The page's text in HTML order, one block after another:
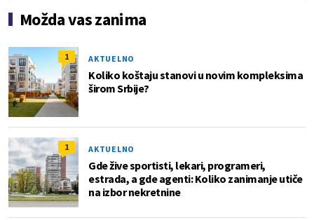
Možda vas zanima
1 AKTUELNO
Koliko koštaju stanovi u novim kompleksima
širom Srbije?
1 AKTUELNO
Gde žive sportisti, lekari, programeri,
estrada, a gde agenti: Koliko zanimanje utiče
na izbor nekretnine